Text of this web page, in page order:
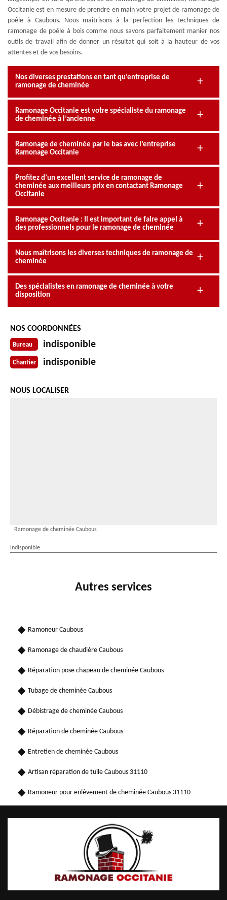
Occitanie est en mesure de prendre en main votre projet de ramonage de
poêle à Caubous. Nous maîtrisons à la perfection les techniques de
ramonage de poêle à bois comme nous savons parfaitement manier nos
outils de travail afin de donner un résultat qui soit à la hauteur de vos
attentes et de vos besoins.
Nos diverses prestations en tant qu’entreprise de
ramonage de cheminée
Ramonage Occitanie est votre spécialiste du ramonage
de cheminée à l’ancienne
Ramonage de cheminée par le bas avec l’entreprise
Ramonage Occitanie
Profitez d’un excellent service de ramonage de
cheminée aux meilleurs prix en contactant Ramonage
Occitanie
Ramonage Occitanie : Il est important de faire appel à
des professionnels pour le ramonage de cheminée
Nous maîtrisons les diverses techniques de ramonage de
cheminée
Des spécialistes en ramonage de cheminée à votre
disposition
NOS COORDONNÉES
Bureau indisponible
Chantier indisponible
NOUS LOCALISER
Ramonage de cheminée Caubous
indisponible
Autres services
Ramoneur Caubous
Ramonage de chaudière Caubous
Réparation pose chapeau de cheminée Caubous
Tubage de cheminée Caubous
Débistrage de cheminée Caubous
Réparation de cheminée Caubous
Entretien de cheminée Caubous
Artisan réparation de tuile Caubous 31110
Ramoneur pour enlèvement de cheminée Caubous 31110